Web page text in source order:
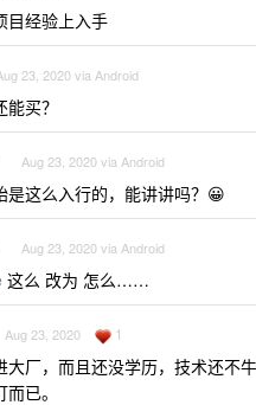
目经验上入手
23, 2020 via Android
能买？
Aug 23, 2020 via Android
是这么入行的，能讲讲吗？😀
Aug 23, 2020 via Android
这么 改为 怎么……
Aug 23, 2020 1
大厂，而且还没学历，技术还不
已。